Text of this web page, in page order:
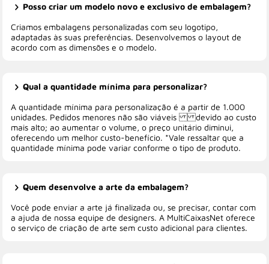
Posso criar um modelo novo e exclusivo de embalagem?
Criamos embalagens personalizadas com seu logotipo,
adaptadas às suas preferências. Desenvolvemos o layout de
acordo com as dimensões e o modelo.
Qual a quantidade mínima para personalizar?
A quantidade mínima para personalização é a partir de 1.000
unidades. Pedidos menores não são viáveis devido ao custo
mais alto; ao aumentar o volume, o preço unitário diminui,
oferecendo um melhor custo-benefício. *Vale ressaltar que a
quantidade mínima pode variar conforme o tipo de produto.
Quem desenvolve a arte da embalagem?
Você pode enviar a arte já finalizada ou, se precisar, contar com
a ajuda de nossa equipe de designers. A MultiCaixasNet oferece
o serviço de criação de arte sem custo adicional para clientes.